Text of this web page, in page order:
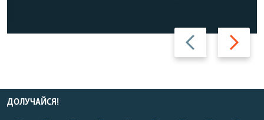
Назад Вперед
ДОЛУЧАЙСЯ!